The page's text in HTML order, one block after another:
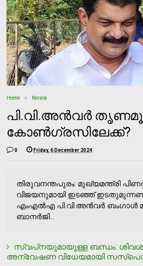
Home Kerala
പി.വി.അന്‍വര്‍
കോണ്‍ഗ്രസിലേക്ക്?
0 Friday, 6 December 2024
തിരുവനന്തപുരം: മുഖ്യമന്ത്രി
വിജയനുമായി ഇടഞ്ഞ് ഇടതുമുന്നണി
എംഎല്‍എ പി.വി.അന്‍വര്‍ ബംഗാള്‍
ബാനര്‍ജി...
സ്വപ്‌നയുമായുള്ള ബന്ധം:
അന്വേഷണ വിധേയമായി